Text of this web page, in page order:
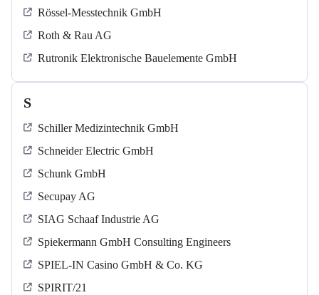
Rössel-Messtechnik GmbH
Roth & Rau AG
Rutronik Elektronische Bauelemente GmbH
S
Schiller Medizintechnik GmbH
Schneider Electric GmbH
Schunk GmbH
Secupay AG
SIAG Schaaf Industrie AG
Spiekermann GmbH Consulting Engineers
SPIEL-IN Casino GmbH & Co. KG
SPIRIT/21